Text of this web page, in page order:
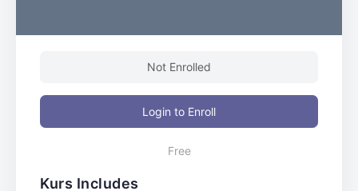
Not Enrolled
Login to Enroll
Free
Kurs Includes